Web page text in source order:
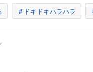
完結
＃ドキドキハラハラ